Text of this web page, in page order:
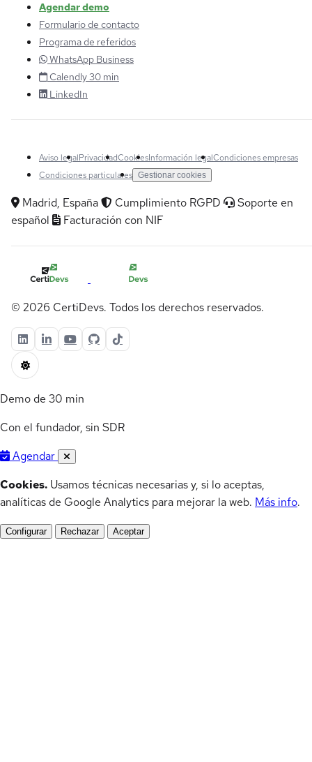
Agendar demo
Formulario de contacto
Programa de referidos
WhatsApp Business
Calendly 30 min
LinkedIn
Aviso legalPrivacidadCookiesInformación legalCondiciones empresas
Condiciones particulares Gestionar cookies
Madrid, España Cumplimiento RGPD
Soporte en
español
Facturación con NIF
© 2026 CertiDevs. Todos los derechos reservados.
Demo de 30 min
Con el fundador, sin SDR
Agendar
Cookies. Usamos técnicas necesarias y, si lo aceptas,
analíticas de Google Analytics para mejorar la web. Más info.
Configurar Rechazar Aceptar